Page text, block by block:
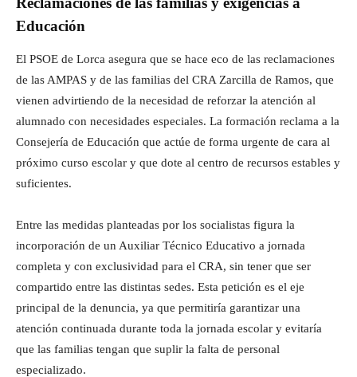
Educación
El PSOE de Lorca asegura que se hace eco de las reclamaciones
de las AMPAS y de las familias del CRA Zarcilla de Ramos, que
vienen advirtiendo de la necesidad de reforzar la atención al
alumnado con necesidades especiales. La formación reclama a la
Consejería de Educación que actúe de forma urgente de cara al
próximo curso escolar y que dote al centro de recursos estables y
suficientes.
Entre las medidas planteadas por los socialistas figura la
incorporación de un Auxiliar Técnico Educativo a jornada
completa y con exclusividad para el CRA, sin tener que ser
compartido entre las distintas sedes. Esta petición es el eje
principal de la denuncia, ya que permitiría garantizar una
atención continuada durante toda la jornada escolar y evitaría
que las familias tengan que suplir la falta de personal
especializado.